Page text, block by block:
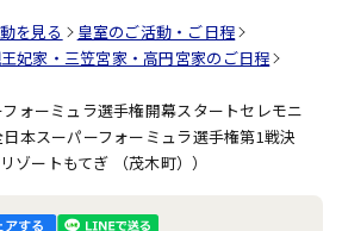
を見る
皇室のご活動・ご日程
妃家・三笠宮家・高円宮家のご日程
フォーミュラ選手権開幕スタートセレモニ
本スーパーフォーミュラ選手権第1戦決
ゾートもてぎ （茂木町））